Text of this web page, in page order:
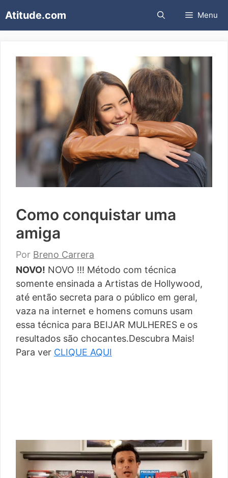
para
o
Atitude.com Menu
Como conquistar uma
amiga
Por Breno Carrera
NOVO! NOVO !!! Método com técnica
somente ensinada a Artistas de Hollywood,
até então secreta para o público em geral,
vaza na internet e homens comuns usam
essa técnica para BEIJAR MULHERES e os
resultados são chocantes.Descubra Mais!
Para ver CLIQUE AQUI